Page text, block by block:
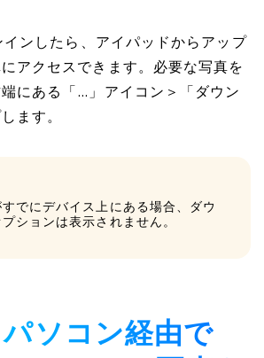
ンしたら、アイパッドからアップ
アクセスできます。必要な写真を
にある「…」アイコン＞「ダウン
ます。
でにデバイス上にある場合、ダウ
ションは表示されません。
ソコン経由で